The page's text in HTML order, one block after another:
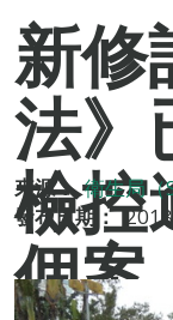
新修
法》
檢控
個案
來源： 衛生局（
發布日期：